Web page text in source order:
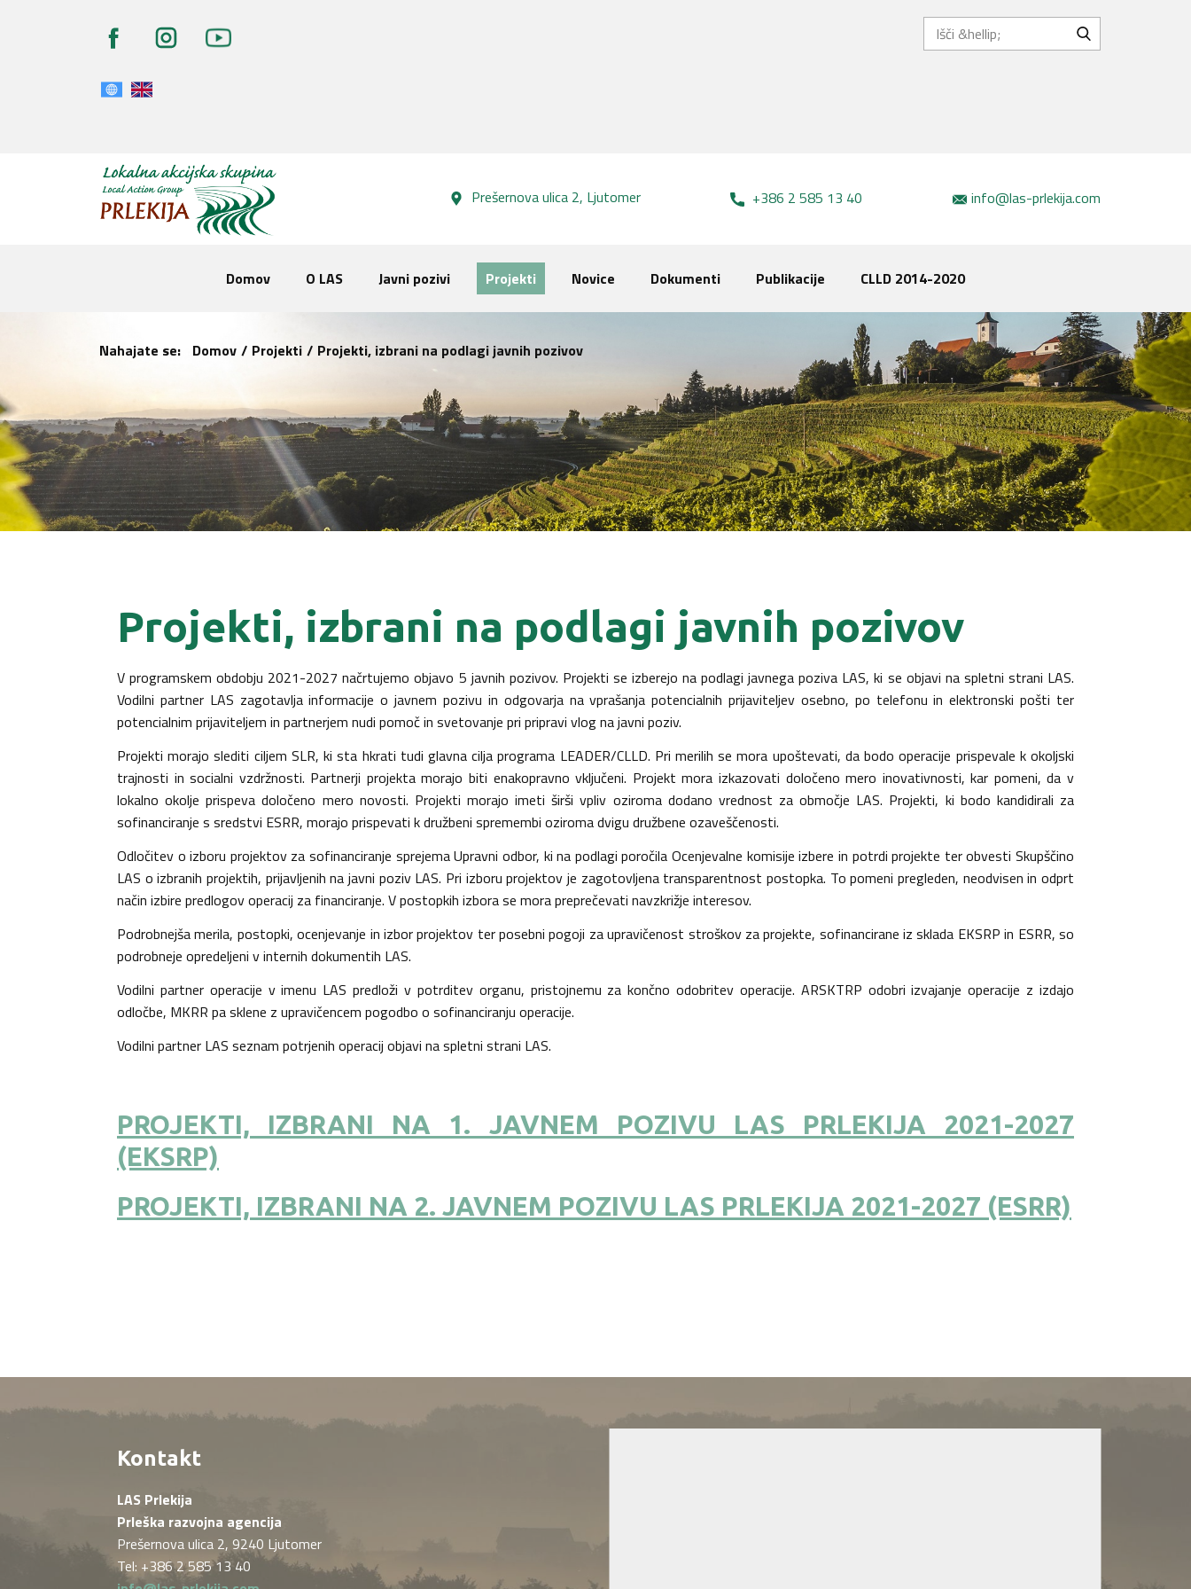
info@las-prlekija.com
+386 2 585 13 40
Prešernova ulica 2, Lj​utomer
Domov O LAS Javni pozivi Projekti Novice Dokumenti Publikacije CLLD 2014-2020
Nahajate se: Domov / Projekti / Projekti, izbrani na podlagi javnih pozivov
Projekti, izbrani na podlagi javnih pozivov
V programskem obdobju 2021-2027 načrtujemo objavo 5 javnih pozivov. Projekti se izberejo na podlagi javnega poziva LAS, ki se objavi na spletni strani LAS.
Vodilni partner LAS zagotavlja informacije o javnem pozivu in odgovarja na vprašanja potencialnih prijaviteljev osebno, po telefonu in elektronski pošti ter
potencialnim prijaviteljem in partnerjem nudi pomoč in svetovanje pri pripravi vlog na javni poziv.
Projekti morajo slediti ciljem SLR, ki sta hkrati tudi glavna cilja programa LEADER/CLLD. Pri merilih se mora upoštevati, da bodo operacije prispevale k okoljski
trajnosti in socialni vzdržnosti. Partnerji projekta morajo biti enakopravno vključeni. Projekt mora izkazovati določeno mero inovativnosti, kar pomeni, da v
lokalno okolje prispeva določeno mero novosti. Projekti morajo imeti širši vpliv oziroma dodano vrednost za območje LAS. Projekti, ki bodo kandidirali za
sofinanciranje s sredstvi ESRR, morajo prispevati k družbeni spremembi oziroma dvigu družbene ozaveščenosti.
Odločitev o izboru projektov za sofinanciranje sprejema Upravni odbor, ki na podlagi poročila Ocenjevalne komisije izbere in potrdi projekte ter obvesti Skupščino
LAS o izbranih projektih, prijavljenih na javni poziv LAS. Pri izboru projektov je zagotovljena transparentnost postopka. To pomeni pregleden, neodvisen in odprt
način izbire predlogov operacij za financiranje. V postopkih izbora se mora preprečevati navzkrižje interesov.
Podrobnejša merila, postopki, ocenjevanje in izbor projektov ter posebni pogoji za upravičenost stroškov za projekte, sofinancirane iz sklada EKSRP in ESRR, so
podrobneje opredeljeni v internih dokumentih LAS.
Vodilni partner operacije v imenu LAS predloži v potrditev organu, pristojnemu za končno odobritev operacije. ARSKTRP odobri izvajanje operacije z izdajo
odločbe, MKRR pa sklene z upravičencem pogodbo o sofinanciranju operacije.
Vodilni partner LAS seznam potrjenih operacij objavi na spletni strani LAS.
PROJEKTI, IZBRANI NA 1. JAVNEM POZIVU LAS PRLEKIJA 2021-2027
(EKSRP)
PROJEKTI, IZBRANI NA 2. JAVNEM POZIVU LAS PRLEKIJA 2021-2027 (ESRR)
Kontakt
LAS Prlekija
Prleška razvojna agencija
Prešernova ulica 2, 9240 Ljutomer
Tel: +386 2 585 13 40